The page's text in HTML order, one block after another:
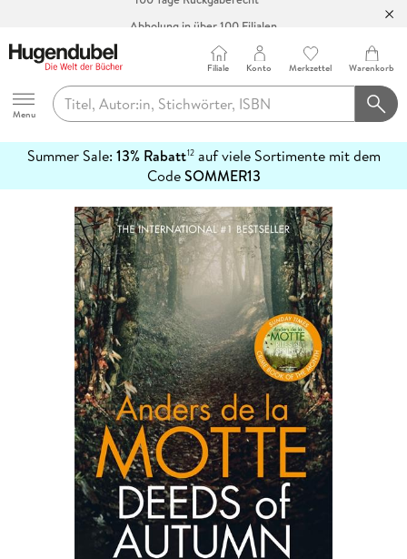
Hugendubel
Menu
Filiale Konto Merkzettel Warenkorb
Summer Sale: 13% Rabatt12auf viele Sortimente mit dem
CodeSOMMER13
erfahren